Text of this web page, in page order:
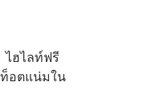
ไฮไลท์ฟรี
ท็อตแน่มใน